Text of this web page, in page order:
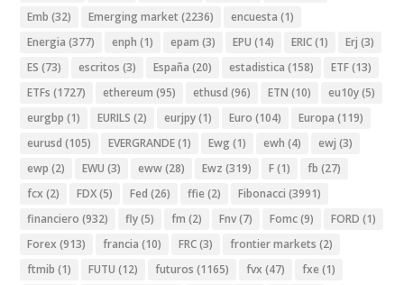
Emb (32) Emerging market (2236) encuesta (1)
Energia (377) enph (1) epam (3) EPU (14) ERIC(1) Erj (3)
ES (73) escritos (3) España (20) estadistica (158) ETF(13)
ETFs (1727) ethereum (95) ethusd (96) ETN (10) eu10y(5)
eurgbp (1) EURILS (2) eurjpy(1) Euro (104) Europa (119)
eurusd (105) EVERGRANDE(1) Ewg (1) ewh (4) ewj (3)
ewp (2) EWU (3) eww(28) Ewz (319) F(1) fb (27)
fcx (2) FDX(5) Fed (26) ffie (2) Fibonacci (3991)
financiero (932) fly(5) fm (2) Fnv(7) Fomc(9) FORD (1)
Forex (913) francia (10) FRC(3) frontier markets (2)
ftmib (1) FUTU (12) futuros (1165) fvx (47) fxe (1)